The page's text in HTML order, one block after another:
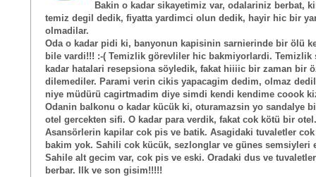
Bakin o kadar sikayetimiz var, odalariniz berbat,
temiz degil dedik, fiyatta yardimci olun dedik, hayir hic bir
olmadilar.
Oda o kadar pidi ki, banyonun kapisinin sarnierinde bir ölü
bile vardi!!! :-( Temizlik görevliler hic bakmiyorlardi. Temizlik
kadar hatalari resepsiona söyledik, fakat hiiiic bir zaman bir
dilemediler. Parami verin cikis yapacagim dedim, olmaz
niye müdürü cagirtmadim diye simdi kendi kendime coook
Odanin balkonu o kadar kücük ki, oturamazsin yo sandalye
otel gercekten sifi. O kadar para verdik, fakat cok kötü bir otel.
Asansörlerin kapilar cok pis ve batik. Asagidaki tuvaletler
bakim yok. Sahili cok kücük, sezlonglar ve günes semsiyleri
Sahile alt gecim var, cok pis ve eski. Oradaki dus ve
berbar. Ilk ve son gisim!!!!!